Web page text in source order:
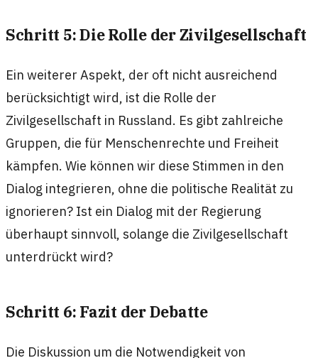
Schritt 5: Die Rolle der Zivilgesellschaft
Ein weiterer Aspekt, der oft nicht ausreichend
berücksichtigt wird, ist die Rolle der
Zivilgesellschaft in Russland. Es gibt zahlreiche
Gruppen, die für Menschenrechte und Freiheit
kämpfen. Wie können wir diese Stimmen in den
Dialog integrieren, ohne die politische Realität zu
ignorieren? Ist ein Dialog mit der Regierung
überhaupt sinnvoll, solange die Zivilgesellschaft
unterdrückt wird?
Schritt 6: Fazit der Debatte
Die Diskussion um die Notwendigkeit von